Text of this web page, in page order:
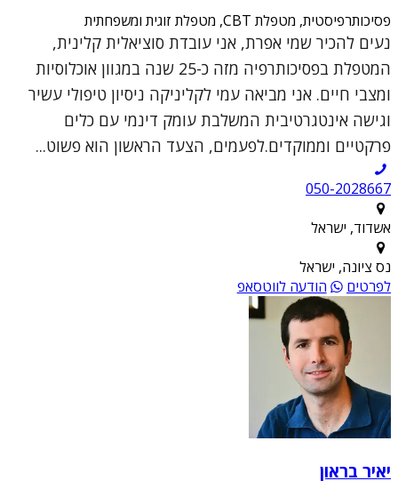
פסיכותרפיסטית, מטפלת CBT, מטפלת זוגית ומשפחתית
נעים להכיר שמי אפרת, אני עובדת סוציאלית קלינית,
המטפלת בפסיכותרפיה מזה כ-25 שנה במגוון אוכלוסיות
ומצבי חיים. אני מביאה עמי לקליניקה ניסיון טיפולי עשיר
וגישה אינטגרטיבית המשלבת עומק דינמי עם כלים
פרקטיים וממוקדים.לפעמים, הצעד הראשון הוא פשוט...
050-2028667
אשדוד, ישראל
נס ציונה, ישראל
לפרטים
הודעה לווטסאפ
יאיר בראון